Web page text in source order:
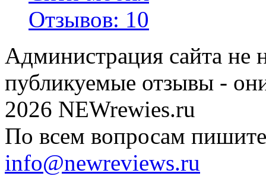
Отзывов: 10
Администрация сайта не
публикуемые отзывы -
2026 NEWrewies.ru
По всем вопросам
info@newreviews.ru